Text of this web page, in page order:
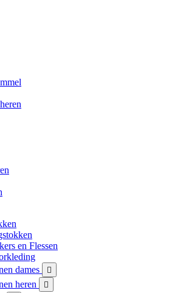
en Flessen
dames

heren 